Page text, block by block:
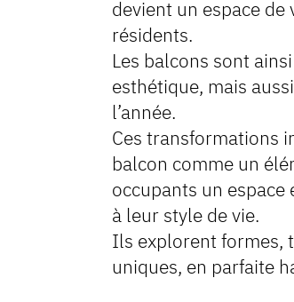
devient un espace de
résidents.
Les balcons sont
esthétique, mais
l’année.
Ces transformations
balcon comme un
occupants un
à leur style de vie.
Ils explorent formes,
uniques, en parfaite